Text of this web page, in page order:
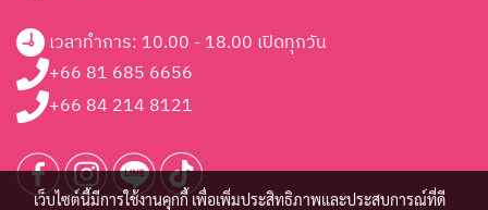
เวลาทำการ: 10.00 - 18.00 เปิดทุกวัน
+66 81 685 6656
+66 84 214 8121
เว็บไซต์นี้มีการใช้งานคุกกี้ เพื่อเพิ่มประสิทธิภาพและประสบการณ์ที่ดี